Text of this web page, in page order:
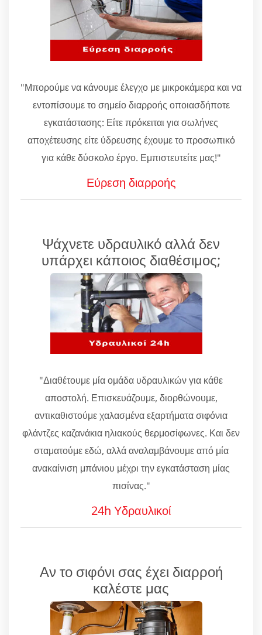
"Μπορούμε να κάνουμε έλεγχο με μικροκάμερα και να
εντοπίσουμε το σημείο διαρροής οποιασδήποτε
εγκατάστασης: Είτε πρόκειται για σωλήνες
αποχέτευσης είτε ύδρευσης έχουμε το προσωπικό
για κάθε δύσκολο έργο. Εμπιστευτείτε μας!"
Εύρεση διαρροής
Ψάχνετε υδραυλικό αλλά δεν
υπάρχει κάποιος διαθέσιμος;
"Διαθέτουμε μία ομάδα υδραυλικών για κάθε
αποστολή. Επισκευάζουμε, διορθώνουμε,
αντικαθιστούμε χαλασμένα εξαρτήματα σιφόνια
φλάντζες καζανάκια ηλιακούς θερμοσίφωνες. Και δεν
σταματούμε εδώ, αλλά αναλαμβάνουμε από μία
ανακαίνιση μπάνιου μέχρι την εγκατάσταση μίας
πισίνας."
24h Υδραυλικοί
Αν το σιφόνι σας έχει διαρροή
καλέστε μας